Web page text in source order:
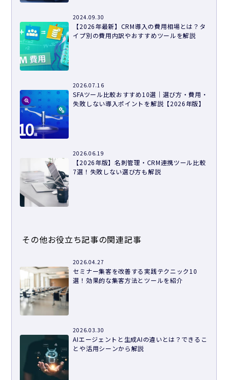
2024.09.30
【2026年最新】CRM導入の費用相場とは？タ
イプ別の費用内訳やおすすめツールを解説
2026.07.16
SFAツール比較おすすめ10選｜選び方・費用・
失敗しない導入ポイントを解説【2026年版】
2026.06.19
【2026年版】名刺管理・CRM連携ツール比較
7選！失敗しない選び方も解説
その他お役立ち記事の関連記事
2026.04.27
セミナー集客を改善する実践テクニック10
選！効果的な集客方法とツールを紹介
2026.03.30
AIエージェントと生成AIの違いとは？できるこ
とや活用シーンから解説